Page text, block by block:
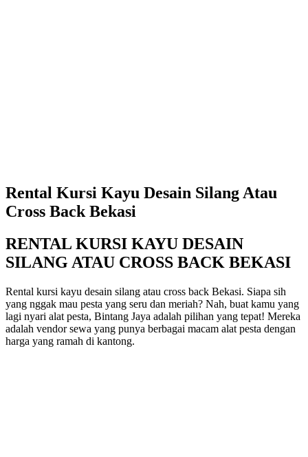
Rental Kursi Kayu Desain Silang Atau
Cross Back Bekasi
RENTAL KURSI KAYU DESAIN
SILANG ATAU CROSS BACK BEKASI
Rental kursi kayu desain silang atau cross back Bekasi. Siapa sih
yang nggak mau pesta yang seru dan meriah? Nah, buat kamu yang
lagi nyari alat pesta, Bintang Jaya adalah pilihan yang tepat! Mereka
adalah vendor sewa yang punya berbagai macam alat pesta dengan
harga yang ramah di kantong.